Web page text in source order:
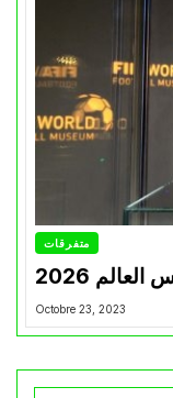
متفرقات
2026
Octobre 23, 2023